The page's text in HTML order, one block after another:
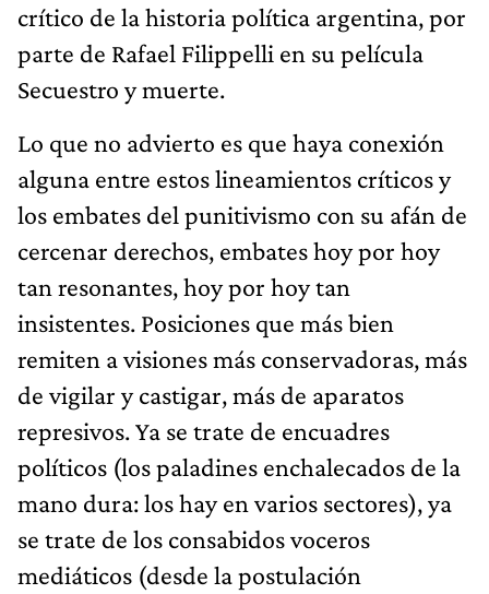
crítico de la historia política argentina, por
parte de Rafael Filippelli en su película
Secuestro y muerte.
Lo que no advierto es que haya conexión
alguna entre estos lineamientos críticos y
los embates del punitivismo con su afán de
cercenar derechos, embates hoy por hoy
tan resonantes, hoy por hoy tan
insistentes. Posiciones que más bien
remiten a visiones más conservadoras, más
de vigilar y castigar, más de aparatos
represivos. Ya se trate de encuadres
políticos (los paladines enchalecados de la
mano dura: los hay en varios sectores), ya
se trate de los consabidos voceros
mediáticos (desde la postulación